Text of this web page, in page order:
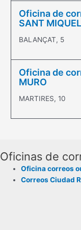
Oficina de
SANT
BALANÇAT, 5
Oficina de
MURO
MARTIRES, 10
Oficinas de
Oficina correos
Correos Ciudad